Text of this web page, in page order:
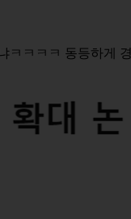
ㅋㅋㅋㅋ 동등하게 경